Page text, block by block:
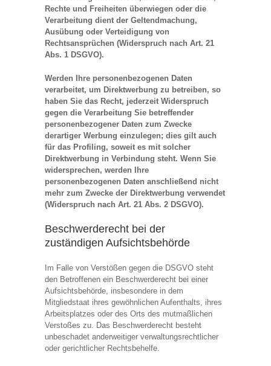
Rechte und Freiheiten überwiegen oder die
Verarbeitung dient der Geltendmachung,
Ausübung oder Verteidigung von
Rechtsansprüchen (Widerspruch nach Art. 21
Abs. 1 DSGVO).
Werden Ihre personenbezogenen Daten
verarbeitet, um Direktwerbung zu betreiben, so
haben Sie das Recht, jederzeit Widerspruch
gegen die Verarbeitung Sie betreffender
personenbezogener Daten zum Zwecke
derartiger Werbung einzulegen; dies gilt auch
für das Profiling, soweit es mit solcher
Direktwerbung in Verbindung steht. Wenn Sie
widersprechen, werden Ihre
personenbezogenen Daten anschließend nicht
mehr zum Zwecke der Direktwerbung verwendet
(Widerspruch nach Art. 21 Abs. 2 DSGVO).
Beschwerderecht bei der
zuständigen Aufsichtsbehörde
Im Falle von Verstößen gegen die DSGVO steht
den Betroffenen ein Beschwerderecht bei einer
Aufsichtsbehörde, insbesondere in dem
Mitgliedstaat ihres gewöhnlichen Aufenthalts, ihres
Arbeitsplatzes oder des Orts des mutmaßlichen
Verstoßes zu. Das Beschwerderecht besteht
unbeschadet anderweitiger verwaltungsrechtlicher
oder gerichtlicher Rechtsbehelfe.